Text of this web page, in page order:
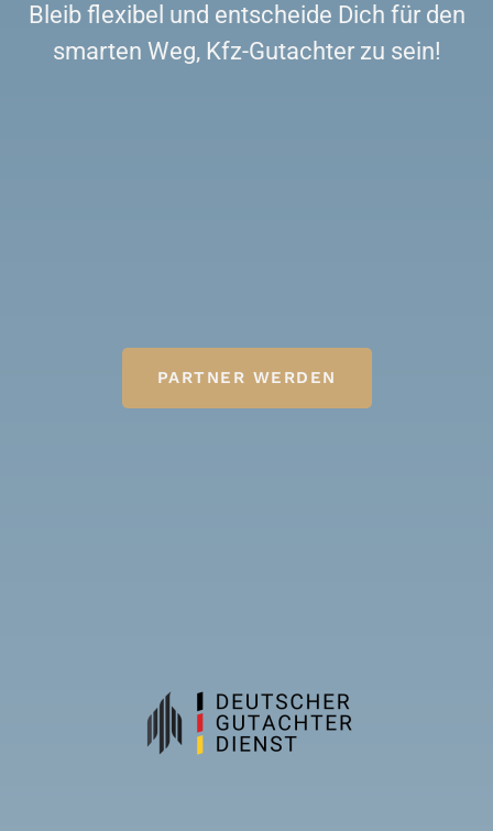
Bleib flexibel und entscheide Dich für den
smarten Weg, Kfz-Gutachter zu sein!
PARTNER WERDEN